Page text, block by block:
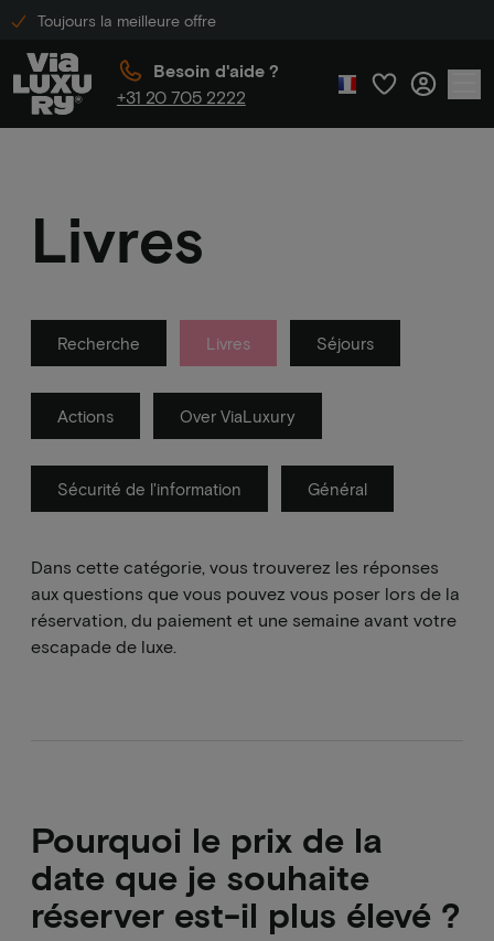
Toujours la meilleure offre
Besoin d'aide ?
+31 20 705 2222
Livres
Recherche Livres Séjours
Actions Over ViaLuxury
Sécurité de l'information Général
Dans cette catégorie, vous trouverez les réponses
aux questions que vous pouvez vous poser lors de la
réservation, du paiement et une semaine avant votre
escapade de luxe.
Pourquoi le prix de la
date que je souhaite
réserver est-il plus élevé ?